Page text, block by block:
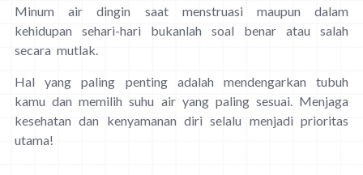
Minum air dingin saat menstruasi maupun dalam
kehidupan sehari-hari bukanlah soal benar atau salah
secara mutlak.
Hal yang paling penting adalah mendengarkan tubuh
kamu dan memilih suhu air yang paling sesuai. Menjaga
kesehatan dan kenyamanan diri selalu menjadi prioritas
utama!